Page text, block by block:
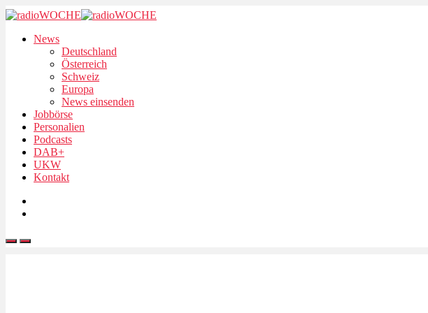
News
Deutschland
Österreich
Schweiz
Europa
News einsenden
Jobbörse
Personalien
Podcasts
DAB+
UKW
Kontakt